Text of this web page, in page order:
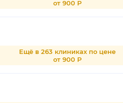
от 900 Р
Ещё в 263 клиниках по цене
от 900 Р